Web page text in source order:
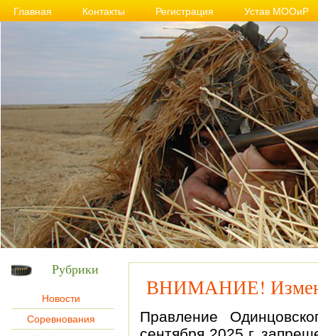
Главная Контакты Регистрация Устав МООиР
Рубрики
Новости
Соревнования
ВНИМАНИЕ!
Правление